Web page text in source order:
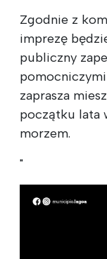
Zgodnie z
imprezę
publiczny
zaprasza
początku lata
morzem.
"